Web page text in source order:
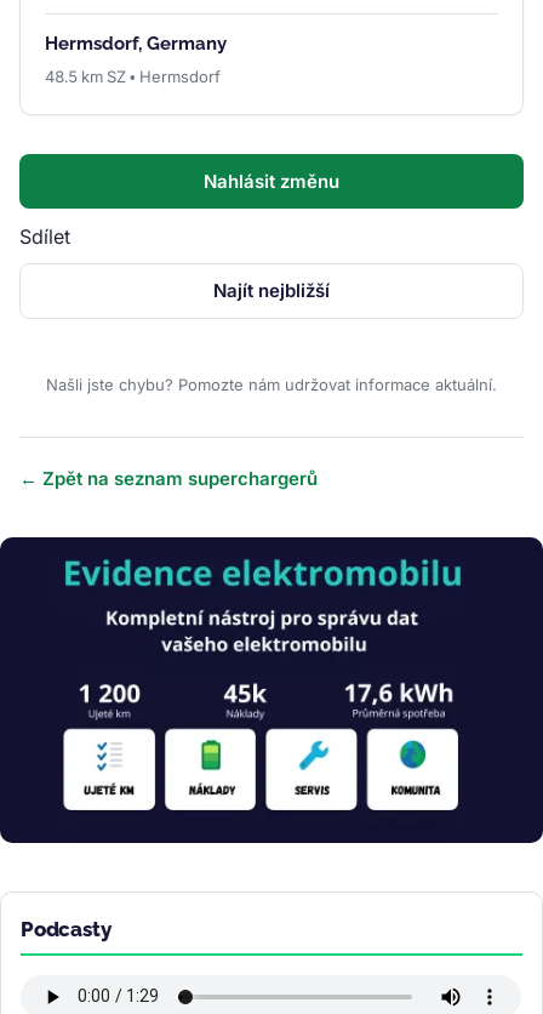
Hermsdorf, Germany
48.5 km SZ • Hermsdorf
Nahlásit změnu
Sdílet
Najít nejbližší
Našli jste chybu? Pomozte nám udržovat informace aktuální.
← Zpět na seznam superchargerů
Obrázek
Podcasty